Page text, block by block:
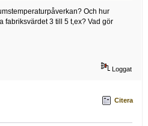
Och hur
fabriksvärdet 3 till 5 t,ex? Vad gör
Loggat
Citera